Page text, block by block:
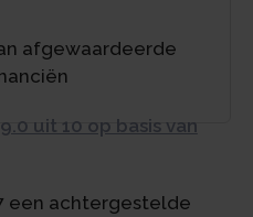
afgewaardeerde
uit 10 op basis van
een achtergestelde